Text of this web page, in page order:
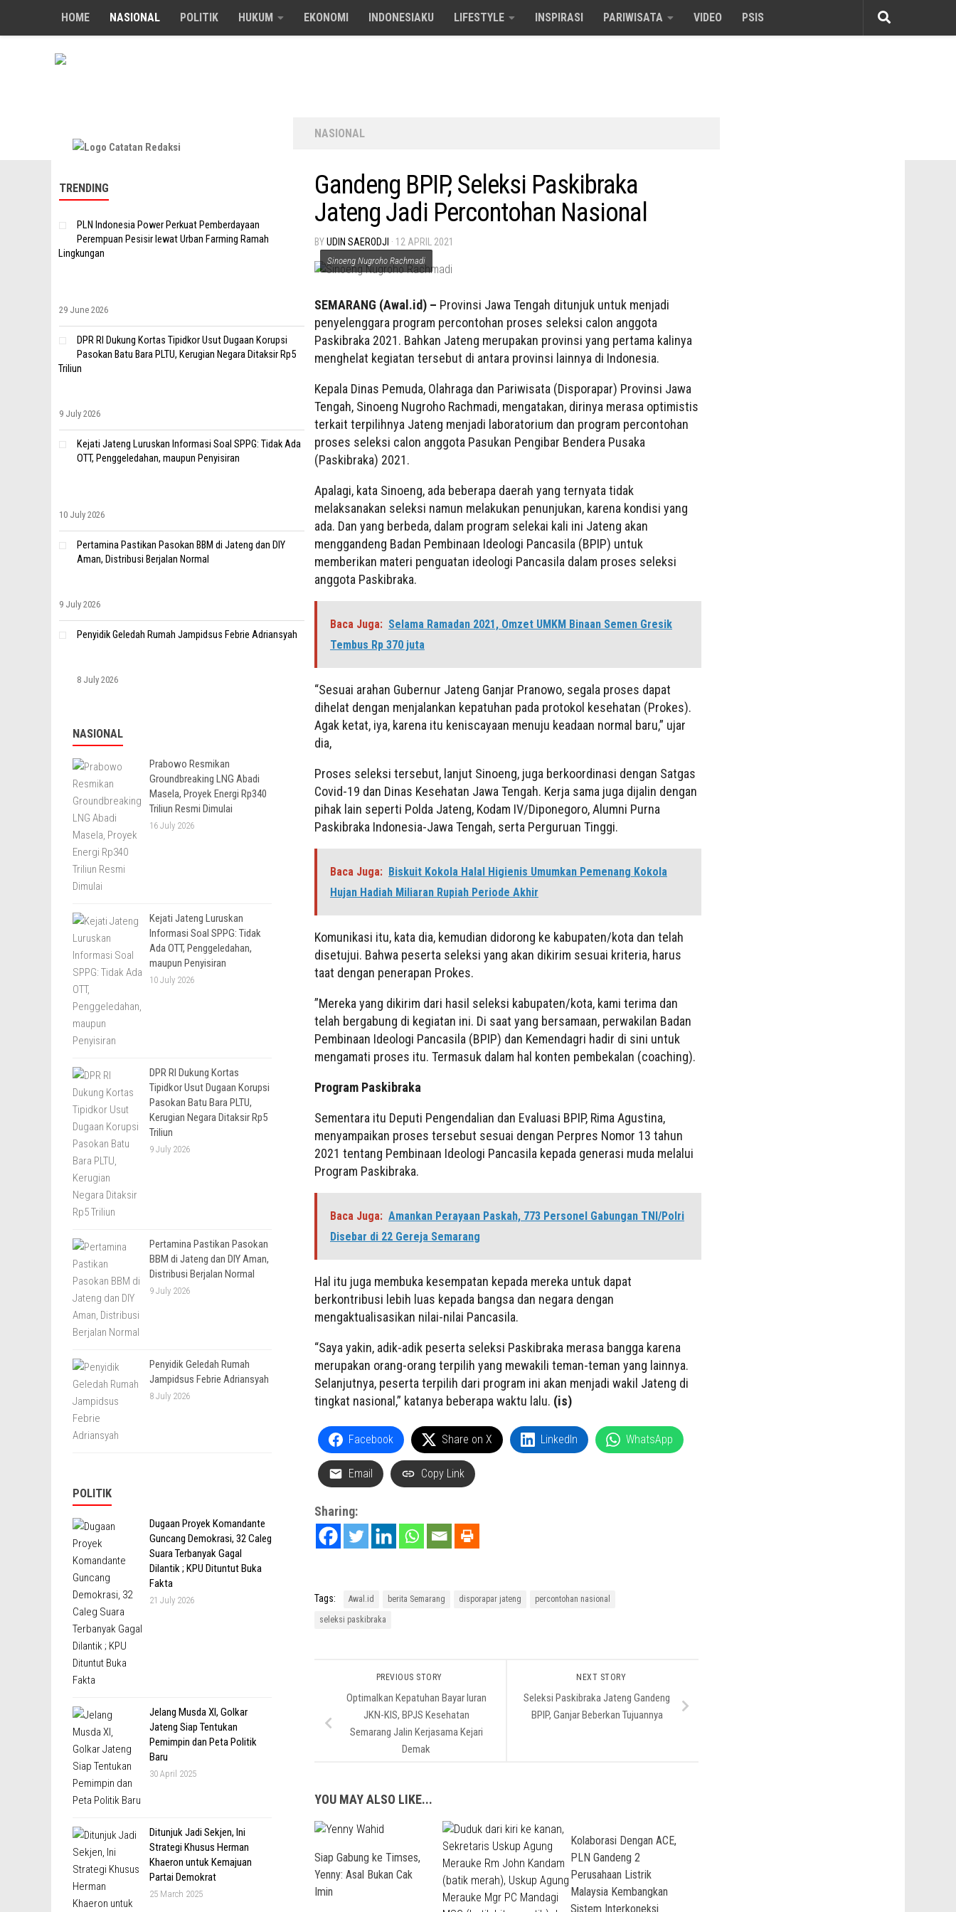
Skip to content
HOME NASIONAL POLITIK HUKUM EKONOMI INDONESIAKU LIFESTYLE INSPIRASI PARIWISATA VIDEO PSIS
NASIONAL
Gandeng BPIP, Seleksi Paskibraka
Jateng Jadi Percontohan Nasional
BYUDIN SAERODJI · 12 APRIL 2021
Sinoeng Nugroho Rachmadi
SEMARANG (Awal.id) – Provinsi Jawa Tengah ditunjuk untuk menjadi
penyelenggara program percontohan proses seleksi calon anggota
Paskibraka 2021. Bahkan Jateng merupakan provinsi yang pertama kalinya
menghelat kegiatan tersebut di antara provinsi lainnya di Indonesia.
Kepala Dinas Pemuda, Olahraga dan Pariwisata (Disporapar) Provinsi Jawa
Tengah, Sinoeng Nugroho Rachmadi, mengatakan, dirinya merasa optimistis
terkait terpilihnya Jateng menjadi laboratorium dan program percontohan
proses seleksi calon anggota Pasukan Pengibar Bendera Pusaka
(Paskibraka) 2021.
Apalagi, kata Sinoeng, ada beberapa daerah yang ternyata tidak
melaksanakan seleksi namun melakukan penunjukan, karena kondisi yang
ada. Dan yang berbeda, dalam program selekai kali ini Jateng akan
menggandeng Badan Pembinaan Ideologi Pancasila (BPIP) untuk
memberikan materi penguatan ideologi Pancasila dalam proses seleksi
anggota Paskibraka.
Baca Juga: Selama Ramadan 2021, Omzet UMKM Binaan Semen Gresik
Tembus Rp 370 juta
“Sesuai arahan Gubernur Jateng Ganjar Pranowo, segala proses dapat
dihelat dengan menjalankan kepatuhan pada protokol kesehatan (Prokes).
Agak ketat, iya, karena itu keniscayaan menuju keadaan normal baru,” ujar
dia,
Proses seleksi tersebut, lanjut Sinoeng, juga berkoordinasi dengan Satgas
Covid-19 dan Dinas Kesehatan Jawa Tengah. Kerja sama juga dijalin dengan
pihak lain seperti Polda Jateng, Kodam IV/Diponegoro, Alumni Purna
Paskibraka Indonesia-Jawa Tengah, serta Perguruan Tinggi.
Baca Juga: Biskuit Kokola Halal Higienis Umumkan Pemenang Kokola
Hujan Hadiah Miliaran Rupiah Periode Akhir
Komunikasi itu, kata dia, kemudian didorong ke kabupaten/kota dan telah
disetujui. Bahwa peserta seleksi yang akan dikirim sesuai kriteria, harus
taat dengan penerapan Prokes.
”Mereka yang dikirim dari hasil seleksi kabupaten/kota, kami terima dan
telah bergabung di kegiatan ini. Di saat yang bersamaan, perwakilan Badan
Pembinaan Ideologi Pancasila (BPIP) dan Kemendagri hadir di sini untuk
mengamati proses itu. Termasuk dalam hal konten pembekalan (coaching).
Program Paskibraka
Sementara itu Deputi Pengendalian dan Evaluasi BPIP, Rima Agustina,
menyampaikan proses tersebut sesuai dengan Perpres Nomor 13 tahun
2021 tentang Pembinaan Ideologi Pancasila kepada generasi muda melalui
Program Paskibraka.
Baca Juga: Amankan Perayaan Paskah, 773 Personel Gabungan TNI/Polri
Disebar di 22 Gereja Semarang
Hal itu juga membuka kesempatan kepada mereka untuk dapat
berkontribusi lebih luas kepada bangsa dan negara dengan
mengaktualisasikan nilai-nilai Pancasila.
“Saya yakin, adik-adik peserta seleksi Paskibraka merasa bangga karena
merupakan orang-orang terpilih yang mewakili teman-teman yang lainnya.
Selanjutnya, peserta terpilih dari program ini akan menjadi wakil Jateng di
tingkat nasional,” katanya beberapa waktu lalu. (is)
Facebook Share on X LinkedIn WhatsApp
Email Copy Link
Sharing:
Tags: Awal.id berita Semarang disporapar jateng percontohan nasional
seleksi paskibraka
NEXT STORY
Seleksi Paskibraka Jateng Gandeng
BPIP, Ganjar Beberkan Tujuannya
PREVIOUS STORY
Optimalkan Kepatuhan Bayar Iuran
JKN-KIS, BPJS Kesehatan
Semarang Jalin Kerjasama Kejari
Demak
YOU MAY ALSO LIKE...
Siap Gabung ke Timses,
Yenny: Asal Bukan Cak
Imin
Kolaborasi Dengan ACE,
PLN Gandeng 2
Perusahaan Listrik
Malaysia Kembangkan
Sistem Interkoneksi
TRENDING
PLN Indonesia Power Perkuat Pemberdayaan
Perempuan Pesisir lewat Urban Farming Ramah
Lingkungan
29 June 2026
DPR RI Dukung Kortas Tipidkor Usut Dugaan Korupsi
Pasokan Batu Bara PLTU, Kerugian Negara Ditaksir Rp5
Triliun
9 July 2026
Kejati Jateng Luruskan Informasi Soal SPPG: Tidak Ada
OTT, Penggeledahan, maupun Penyisiran
10 July 2026
Pertamina Pastikan Pasokan BBM di Jateng dan DIY
Aman, Distribusi Berjalan Normal
9 July 2026
Penyidik Geledah Rumah Jampidsus Febrie Adriansyah
8 July 2026
NASIONAL
Prabowo Resmikan
Groundbreaking LNG Abadi
Masela, Proyek Energi Rp340
Triliun Resmi Dimulai
16 July 2026
Kejati Jateng Luruskan
Informasi Soal SPPG: Tidak
Ada OTT, Penggeledahan,
maupun Penyisiran
10 July 2026
DPR RI Dukung Kortas
Tipidkor Usut Dugaan Korupsi
Pasokan Batu Bara PLTU,
Kerugian Negara Ditaksir Rp5
Triliun
9 July 2026
Pertamina Pastikan Pasokan
BBM di Jateng dan DIY Aman,
Distribusi Berjalan Normal
9 July 2026
Penyidik Geledah Rumah
Jampidsus Febrie Adriansyah
8 July 2026
POLITIK
Dugaan Proyek Komandante
Guncang Demokrasi, 32 Caleg
Suara Terbanyak Gagal
Dilantik ; KPU Dituntut Buka
Fakta
21 July 2026
Jelang Musda XI, Golkar
Jateng Siap Tentukan
Pemimpin dan Peta Politik
Baru
30 April 2025
Ditunjuk Jadi Sekjen, Ini
Strategi Khusus Herman
Khaeron untuk Kemajuan
Partai Demokrat
25 March 2025